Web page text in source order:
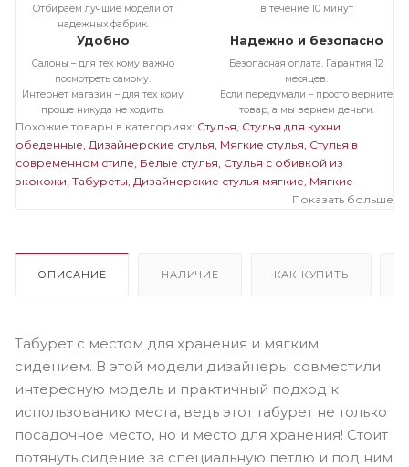
Отбираем лучшие модели от
надежных фабрик.
в течение 10 минут
Удобно
Салоны – для тех кому важно
посмотреть самому.
Интернет магазин – для тех кому
проще никуда не ходить.
Надежно и безопасно
Безопасная оплата. Гарантия 12
месяцев.
Если передумали – просто верните
товар, а мы вернем деньги.
Похожие товары в категориях: Стулья Стулья для кухни
обеденные Дизайнерские стулья Мягкие стулья Стулья в
современном стиле Белые стулья Стулья с обивкой из
экокожи Табуреты Дизайнерские стулья мягкие Мягкие
Мягкие стулья с обивкой из экокожи Белые
Показать больше
ОПИСАНИЕ НАЛИЧИЕ КАК КУПИТЬ
Табурет с местом для хранения и мягким
сидением. В этой модели дизайнеры совместили
интересную модель и практичный подход к
использованию места, ведь этот табурет не только
посадочное место, но и место для хранения! Стоит
потянуть сидение за специальную петлю и под ним